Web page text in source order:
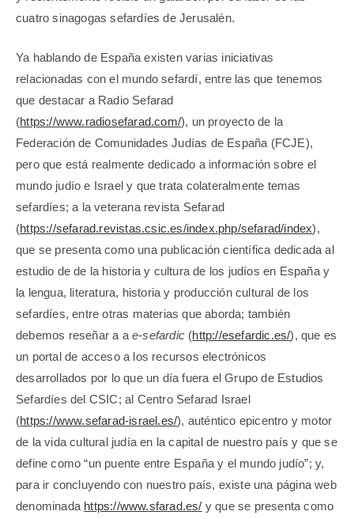
cuatro sinagogas sefardíes de Jerusalén.
Ya hablando de España existen varias iniciativas
relacionadas con el mundo sefardí, entre las que tenemos
que destacar a Radio Sefarad
(https://www.radiosefarad.com/), un proyecto de la
Federación de Comunidades Judías de España (FCJE),
pero que está realmente dedicado a información sobre el
mundo judío e Israel y que trata colateralmente temas
sefardíes; a la veterana revista Sefarad
(https://sefarad.revistas.csic.es/index.php/sefarad/index),
que se presenta como una publicación científica dedicada al
estudio de de la historia y cultura de los judíos en España y
la lengua, literatura, historia y producción cultural de los
sefardíes, entre otras materias que aborda; también
debemos reseñar a a e-sefardic (http://esefardic.es/), que es
un portal de acceso a los recursos electrónicos
desarrollados por lo que un día fuera el Grupo de Estudios
Sefardíes del CSIC; al Centro Sefarad Israel
(https://www.sefarad-israel.es/), auténtico epicentro y motor
de la vida cultural judía en la capital de nuestro país y que se
define como “un puente entre España y el mundo judío”; y,
para ir concluyendo con nuestro país, existe una página web
denominada https://www.sfarad.es/ y que se presenta como